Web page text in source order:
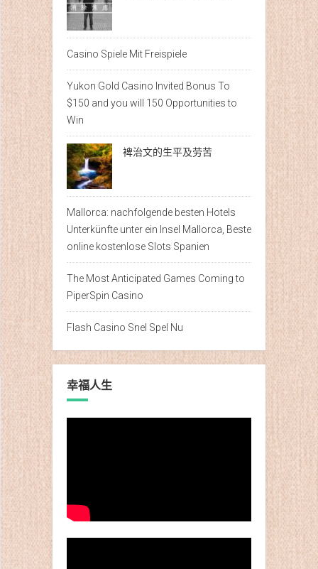
Casino Spiele Mit Freispiele
Yukon Gold Casino Invited Bonus To
$150 and you will 150 Opportunities to
Win
裨治文的生平及劳苦
Mallorca: nachfolgende besten Hotels
Unterkünfte unter ein Insel Mallorca, Beste
online kostenlose Slots Spanien
The Most Anticipated Games Coming to
PiperSpin Casino
Flash Casino Snel Spel Nu
幸福人生